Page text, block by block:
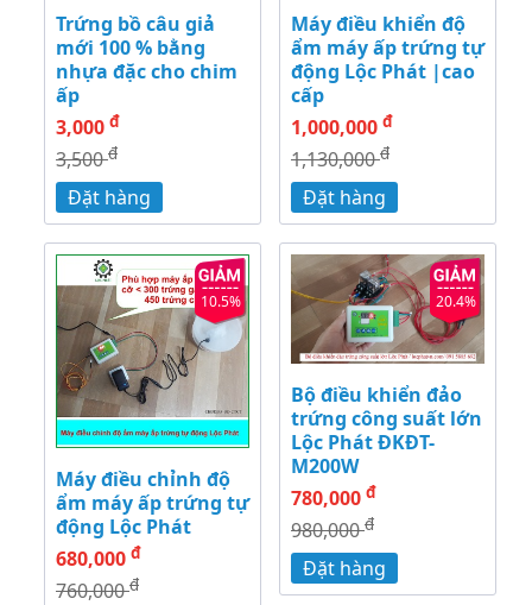
Trứng bồ câu giả
mới 100 % bằng
nhựa đặc cho chim
ấp
3,000 đ
3,500đ
Đặt hàng
Máy điều khiển độ
ẩm máy ấp trứng tự
động Lộc Phát |cao
cấp
1,000,000 đ
1,130,000đ
Đặt hàng
10.5%
Máy điều chỉnh độ
ẩm máy ấp trứng tự
động Lộc Phát
680,000 đ
760,000đ
20.4%
Bộ điều khiển đảo
trứng công suất lớn
Lộc Phát ĐKĐT-
M200W
780,000 đ
980,000đ
Đặt hàng